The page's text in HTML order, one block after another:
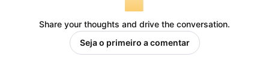
Share your thoughts and drive the conversation.
Seja o primeiro a comentar